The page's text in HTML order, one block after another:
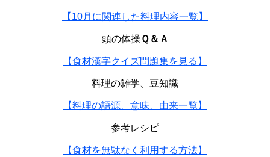
【10月に関連した料理内容一覧】
頭の体操Ｑ＆Ａ
【食材漢字クイズ問題集を見る】
料理の雑学、豆知識
【料理の語源、意味、由来一覧】
参考レシピ
【食材を無駄なく利用する方法】